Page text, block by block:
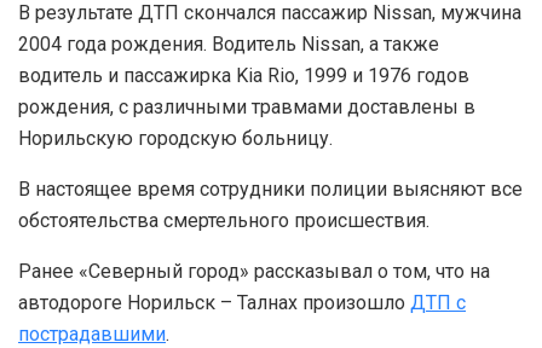
В результате ДТП скончался пассажир Nissan, мужчина
2004 года рождения. Водитель Nissan, а также
водитель и пассажирка Kiа Rio, 1999 и 1976 годов
рождения, с различными травмами доставлены в
Норильскую городскую больницу.
В настоящее время сотрудники полиции выясняют все
обстоятельства смертельного происшествия.
Ранее «Северный город» рассказывал о том, что на
автодороге Норильск – Талнах произошло ДТП с
пострадавшими.